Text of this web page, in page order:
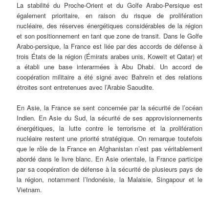
La stabilité du Proche-Orient et du Golfe Arabo-Persique est
également prioritaire, en raison du risque de prolifération
nucléaire, des réserves énergétiques considérables de la région
et son positionnement en tant que zone de transit. Dans le Golfe
Arabo-persique, la France est liée par des accords de défense à
trois États de la région (Émirats arabes unis, Koweït et Qatar) et
a établi une base interarmées à Abu Dhabi. Un accord de
coopération militaire a été signé avec Bahreïn et des relations
étroites sont entretenues avec l’Arabie Saoudite.
En Asie, la France se sent concernée par la sécurité de l’océan
Indien. En Asie du Sud, la sécurité de ses approvisionnements
énergétiques, la lutte contre le terrorisme et la prolifération
nucléaire restent une priorité stratégique. On remarque toutefois
que le rôle de la France en Afghanistan n’est pas véritablement
abordé dans le livre blanc. En Asie orientale, la France participe
par sa coopération de défense à la sécurité de plusieurs pays de
la région, notamment l’Indonésie, la Malaisie, Singapour et le
Vietnam.